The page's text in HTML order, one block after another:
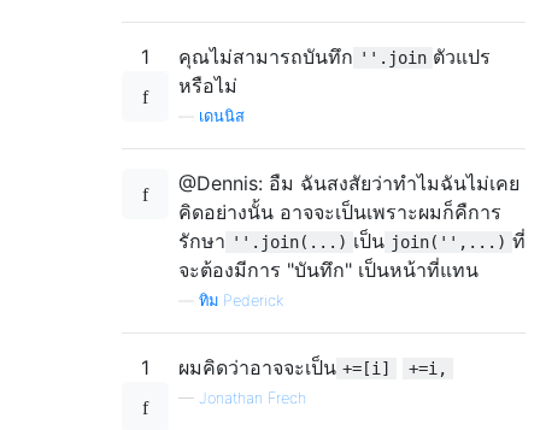
1 คุณไม่สามารถบันทึก ''.join ตัวแปร
หรือไม่
เดนนิส
@Dennis: อืม ฉันสงสัยว่าทำไมฉันไม่เคย
คิดอย่างนั้น อาจจะเป็นเพราะผมก็คืการ
รักษา ''.join(...) เป็น join('',...) ที่
จะต้องมีการ "บันทึก" เป็นหน้าที่แทน
ทิม Pederick
1 ผมคิดว่าอาจจะเป็น +=[i] +=i,
— Jonathan Frech